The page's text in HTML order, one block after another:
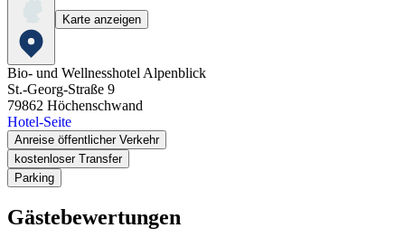
Karte anzeigen
Bio- und Wellnesshotel Alpenblick
St.-Georg-Straße 9
79862 Höchenschwand
Hotel-Seite
Anreise öffentlicher Verkehr
kostenloser Transfer
Parking
Gästebewertungen